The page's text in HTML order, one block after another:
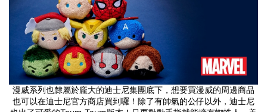
漫威系列也隸屬於龐大的迪士尼集團底下，想要買漫威的周邊商品
也可以在迪士尼官方商店買到囉！除了有帥氣的公仔以外，迪士尼